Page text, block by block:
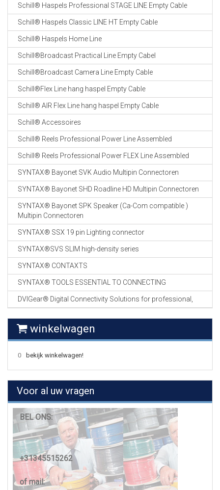
Schill® Haspels Professional STAGE LINE Empty Cable
Schill® Haspels Classic LINE HT Empty Cable
Schill® Haspels Home Line
Schill®Broadcast Practical Line Empty Cabel
Schill®Broadcast Camera Line Empty Cable
Schill®Flex Line hang haspel Empty Cable
Schill® AIR Flex Line hang haspel Empty Cable
Schill® Accessoires
Schill® Reels Professional Power Line Assembled
Schill® Reels Professional Power FLEX Line Assembled
SYNTAX® Bayonet SVK Audio Multipin Connectoren
SYNTAX® Bayonet SHD Roadline HD Multipin Connectoren
SYNTAX® Bayonet SPK Speaker (Ca-Com compatible )
Multipin Connectoren
SYNTAX® SSX 19 pin Lighting connector
SYNTAX®SVS SLIM high-density series
SYNTAX® CONTAXTS
SYNTAX® TOOLS ESSENTIAL TO CONNECTING
DVIGear® Digital Connectivity Solutions for professional,
winkelwagen
0 bekijk winkelwagen!
Voor al uw vragen
BEL ONS:
+31345515262
of mail: